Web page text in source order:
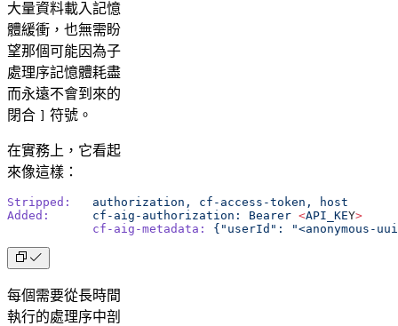
大量資料載入記憶
體緩衝，也無需盼
望那個可能因為子
處理序記憶體耗盡
而永遠不會到來的
閉合
符號。
在實務上，它看起
來像這樣：
Stripped:
   authorization,
cf-access-token,
host
Added:
      cf-aig-authorization:
Bearer <API_KEY>
            cf-aig-metadata:
{"userId": "<anonymous-
每個需要從長時間
執行的處理序中剖